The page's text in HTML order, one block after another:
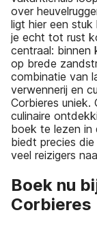
over
ligt hier een
je echt tot rust
centraal: binnen
op brede
combinatie van
verwennerij en
Corbieres
culinaire
boek te lezen in
biedt precies
veel reizigers
Boek nu
Corbieres